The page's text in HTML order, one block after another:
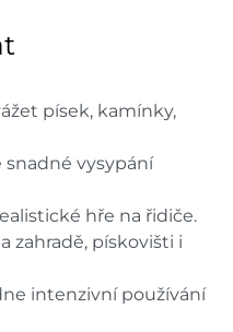
písek, kamínky,
snadné vysypání
hře na řidiče.
zahradě, pískovišti i
intenzivní používání